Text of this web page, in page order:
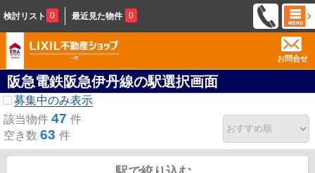
検討リスト 0 最近見た物件 0
お問合せ
阪急電鉄阪急伊丹線の駅選択画面
募集中のみ表示
該当物件 47 件
空き数 63 件